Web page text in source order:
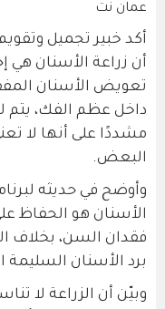
عمان نت
أكد خبير تجميل
أن زراعة الأسنان هي
تعويض الأسنان
داخل عظم الفك، يتم
مشددًا على أنها لا
البعض.
وأوضح في حديثه
الأسنان هو الحفاظ
فقدان السن، بخلاف
برد الأسنان السليمة
وبيّن أن الزراعة لا